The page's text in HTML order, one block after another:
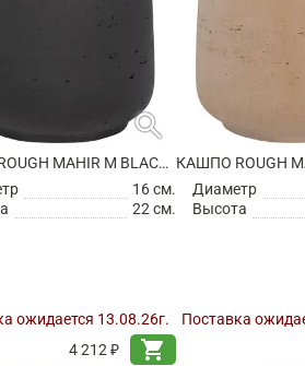
search
КАШПО ROUGH MAHIR M BLACK WASHED
16 см.
22 см.
ожидается 13.08.26г.
4 212 ₽
shopping_cart
Диаметр
Высота
Поставка